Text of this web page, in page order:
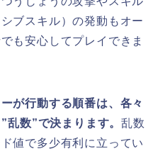
ブスキル）の発動もオー
も安心してプレイできま
が行動する順番は、各々
乱数”で決まります。乱数
値で多少有利に立ってい